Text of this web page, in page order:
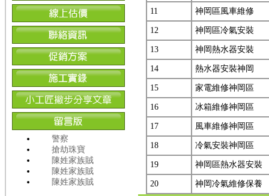
警察
搶劫珠寶
陳姓家族賊
陳姓家族賊
陳姓家族賊
11 神岡區風車維修
12 神岡區冷氣安裝
13 神岡熱水器安裝
14 熱水器安裝神岡
15 家電維修神岡區
16 冰箱維修神岡區
17 風車維修神岡區
18 冷氣安裝神岡區
19 神岡區熱水器安裝
20 神岡冷氣維修保養